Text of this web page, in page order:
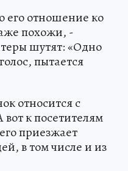
его отношение ко
похожи, -
шутят: «Одно
пытается
относится с
к посетителям
приезжает
в том числе и из